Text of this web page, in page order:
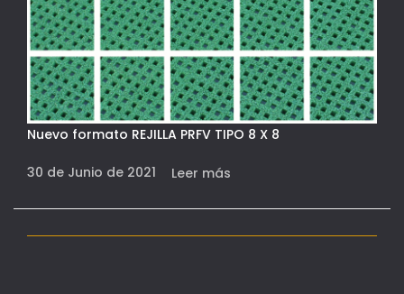
Nuevo formato REJILLA PRFV TIPO 8 X 8
30 de Junio de 2021 Leer más